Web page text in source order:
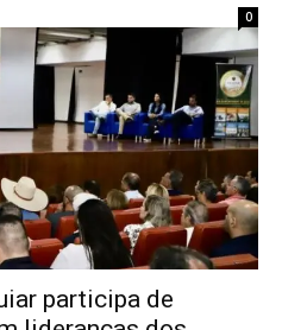
0
participa de